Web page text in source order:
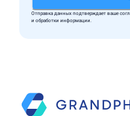
Отправка данных подтверждает ваше
и обработки информации.